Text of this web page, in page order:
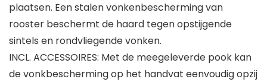
plaatsen. Een stalen vonkenbescherming van
rooster beschermt de haard tegen opstijgende
sintels en rondvliegende vonken.
INCL. ACCESSOIRES: Met de meegeleverde pook kan
de vonkbescherming op het handvat eenvoudig opzij